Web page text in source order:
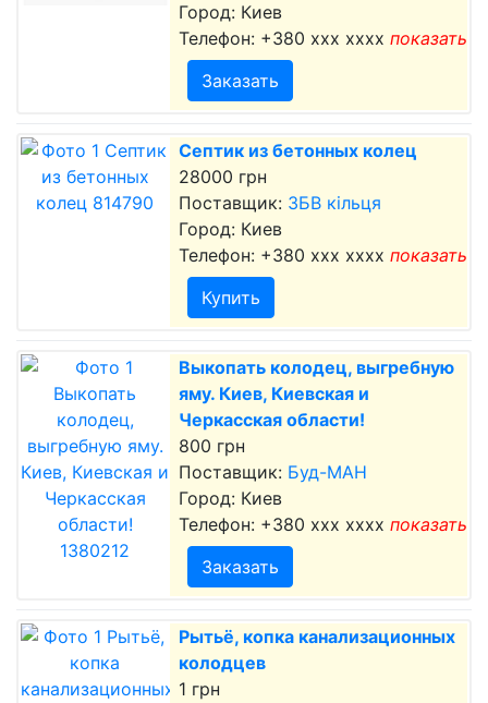
Город: Киев
Телефон: +380 xxx xxxx показать
Заказать
Септик из бетонных колец
28000 грн
Поставщик: ЗБВ кільця
Город: Киев
Телефон: +380 xxx xxxx показать
Купить
Выкопать колодец, выгребную
яму. Киев, Киевская и
Черкасская области!
800 грн
Поставщик: Буд-МАН
Город: Киев
Телефон: +380 xxx xxxx показать
Заказать
Рытьё, копка канализационных
колодцев
1 грн